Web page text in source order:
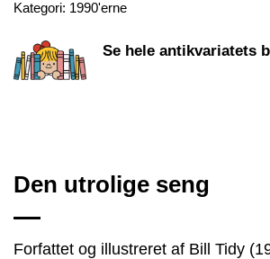
Kategori: 1990'erne
Se hele antikvariatets
Den utrolige seng
Forfattet og illustreret af Bill Tidy